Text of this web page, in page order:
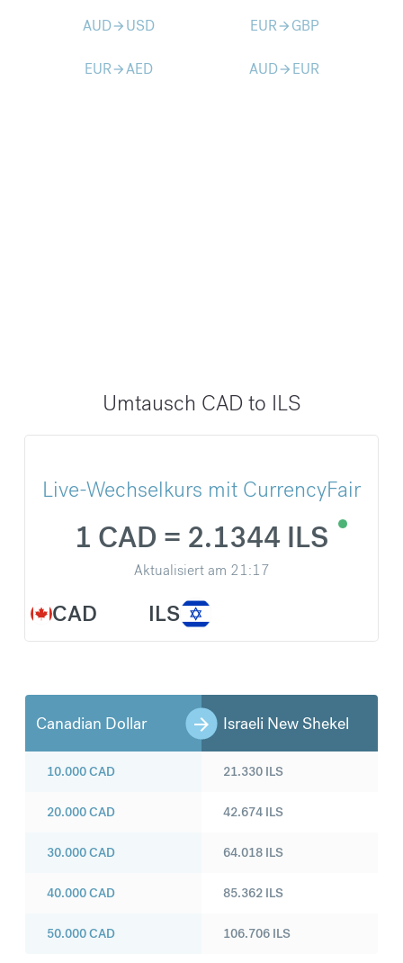
AUDarrow_forward USD EURarrow_forward GBP
EURarrow_forwardAED AUDarrow_forward EUR
Umtausch CAD to ILS
Live-Wechselkurs mit CurrencyFair
CAD
1 CAD = 2.1344 ILS
Aktualisiert am 21:17
ILS
Canadian Dollar Israeli New Shekel
10.000CAD
20.000CAD
30.000CAD
40.000CAD
50.000CAD
21.330 ILS
42.674 ILS
64.018 ILS
85.362 ILS
106.706 ILS